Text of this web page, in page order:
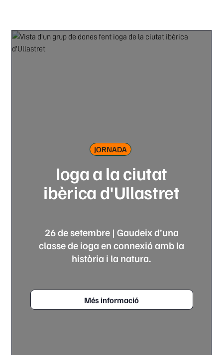
JORNADA
Ioga a la ciutat
ibèrica d'Ullastret
26 de setembre | Gaudeix d’una
classe de ioga en connexió amb la
història i la natura.
Més informació